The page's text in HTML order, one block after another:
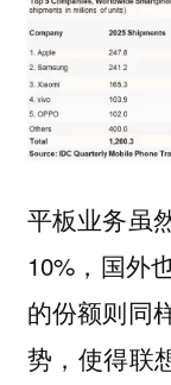
平板业务虽
10%，国外
的份额则同
势，使得联